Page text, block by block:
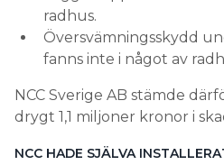
radhus.
Översvämningsskydd
fanns inte i något av
NCC Sverige AB stämde
drygt 1,1 miljoner kronor i
NCC HADE SJÄLVA